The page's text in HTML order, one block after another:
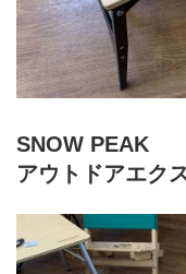
SNOW PEAK
アウトドアエク